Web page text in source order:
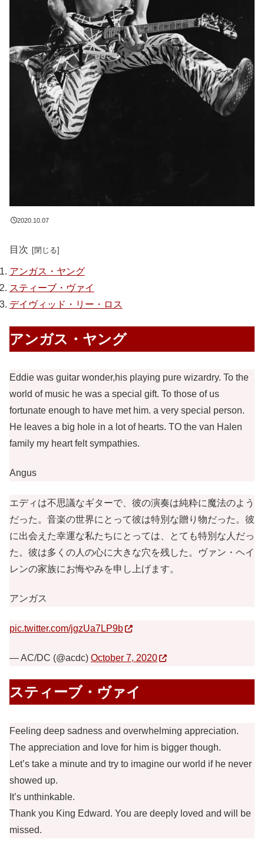
2020.10.07
目次
アンガス・ヤング
スティーブ・ヴァイ
デイヴィッド・リー・ロス
アンガス・ヤング
Eddie was guitar wonder,his playing pure wizardry. To the
world of music he was a special gift. To those of us
fortunate enough to have met him. a very special person.
He leaves a big hole in a lot of hearts. TO the van Halen
family my heart felt sympathies.
Angus
エディは不思議なギターで、彼の演奏は純粋に魔法のよう
だった。音楽の世界にとって彼は特別な贈り物だった。彼
に出会えた幸運な私たちにとっては、とても特別な人だっ
た。彼は多くの人の心に大きな穴を残した。ヴァン・ヘイ
レンの家族にお悔やみを申し上げます。
アンガス
pic.twitter.com/jgzUa7LP9b
— AC/DC (@acdc) October 7, 2020
スティーブ・ヴァイ
Feeling deep sadness and overwhelming appreciation.
The appreciation and love for him is bigger though.
Let’s take a minute and try to imagine our world if he never
showed up.
It’s unthinkable.
Thank you King Edward. You are deeply loved and will be
missed.